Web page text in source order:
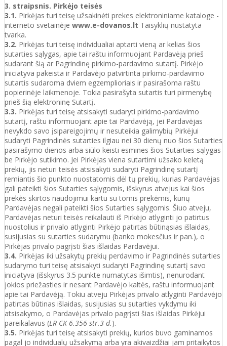
3. straipsnis. Pirkėjo teisės
3.1. Pirkėjas turi teisę užsakinėti prekes elektroniniame kataloge -
interneto svetainėje www.e-dovanos.lt Taisyklių nustatyta
tvarka.
3.2. Pirkėjas turi teisę individualiai aptarti vieną ar kelias šios
sutarties sąlygas, apie tai raštu informuojant Pardavėją prieš
sudarant šią ar Pagrindinę pirkimo-pardavimo sutartį. Pirkėjo
iniciatyva pakeista ir Pardavėjo patvirtinta pirkimo-pardavimo
sutartis sudaroma dviem egzemplioriais ir pasirašoma raštu
popierinėje laikmenoje. Tokia pasirašyta sutartis turi pirmenybę
prieš šią elektroninę Sutartį.
3.3. Pirkėjas turi teisę atsisakyti sudaryti pirkimo-pardavimo
sutartį, raštu informuojant apie tai Pardavėją, jei Pardavėjas
nevykdo savo įsipareigojimų ir nesuteikia galimybių Pirkėjui
sudaryti Pagrindinės sutarties ilgiau nei 30 dienų nuo šios Sutarties
pasirašymo dienos arba siūlo keisti esmines šios Sutarties sąlygas
be Pirkėjo sutikimo. Jei Pirkėjas viena sutartimi užsako keletą
prekių, jis neturi teisės atsisakyti sudaryti Pagrindinę sutartį
remiantis šio punkto nuostatomis dėl tų prekių, kurias Pardavėjas
gali pateikti šios Sutarties sąlygomis, išskyrus atvejus kai šios
prekės skirtos naudojimui kartu su tomis prekėmis, kurių
Pardavėjas negali pateikti šios Sutarties sąlygomis. Šiuo atveju,
Pardavėjas neturi teisės reikalauti iš Pirkėjo atlyginti jo patirtus
nuostolius ir privalo atlyginti Pirkėjo patirtas būtinąsias išlaidas,
susijusias su sutarties sudarymu (banko mokesčius ir pan.), o
Pirkėjas privalo pagrįsti šias išlaidas Pardavėjui.
3.4. Pirkėjas iki užsakytų prekių perdavimo ir Pagrindinės sutarties
sudarymo turi teisę atsisakyti sudaryti Pagrindinę sutartį savo
iniciatyva (išskyrus 3.5 punkte numatytas išimtis), nenurodant
jokios priežasties ir nesant Pardavėjo kaltės, raštu informuojant
apie tai Pardavėją. Tokiu atveju Pirkėjas privalo atlyginti Pardavėjo
patirtas būtinas išlaidas, susijusias su sutarties vykdymu iki
atsisakymo, o Pardavėjas privalo pagrįsti šias išlaidas Pirkėjui
pareikalavus (LR CK 6.356 str.3 d.).
3.5. Pirkėjas turi teisę atsisakyti prekių, kurios buvo gaminamos
pagal jo individualų užsakymą arba yra akivaizdžiai jam pritaikytos